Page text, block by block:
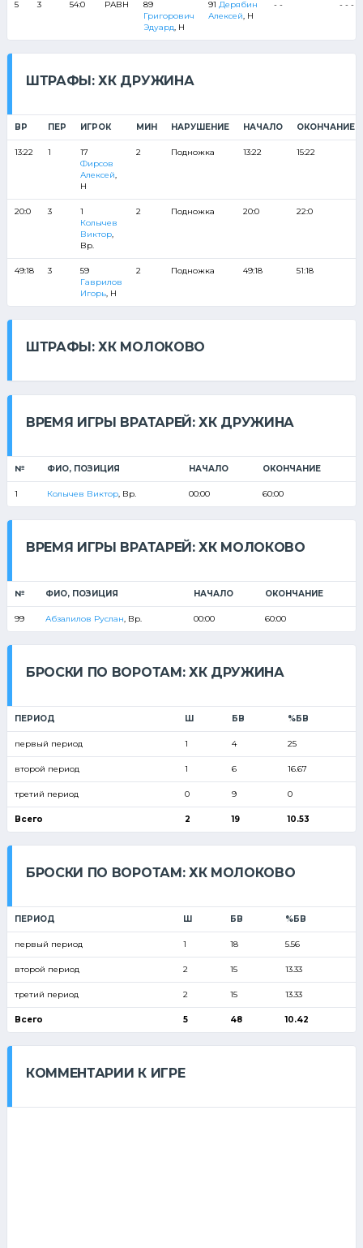
5 3 54:0 РАВН
89
Григорович
Эдуард, Н
91 Дерябин
Алексей, Н
- - - - - -
ШТРАФЫ: ХК ДРУЖИНА
ВР ПЕР ИГРОК МИН НАРУШЕНИЕ НАЧАЛО ОКОНЧАНИЕ
13:22 1
17
Фирсов
Алексей,
Н
2 Подножка 13:22 15:22
20:0 3
1
Колычев
Виктор,
Вр.
2 Подножка 20:0 22:0
49:18 3
59
Гаврилов
Игорь, Н
2 Подножка 49:18 51:18
ШТРАФЫ: ХК МОЛОКОВО
ВРЕМЯ ИГРЫ ВРАТАРЕЙ: ХК ДРУЖИНА
№ ФИО, ПОЗИЦИЯ НАЧАЛО ОКОНЧАНИЕ
1 Колычев Виктор, Вр. 00:00 60:00
ВРЕМЯ ИГРЫ ВРАТАРЕЙ: ХК МОЛОКОВО
№ ФИО, ПОЗИЦИЯ НАЧАЛО ОКОНЧАНИЕ
99 Абзалилов Руслан, Вр. 00:00 60:00
БРОСКИ ПО ВОРОТАМ: ХК ДРУЖИНА
ПЕРИОД Ш БВ %БВ
первый период 1 4 25
второй период 1 6 16.67
третий период 0 9 0
Всего 2 19 10.53
БРОСКИ ПО ВОРОТАМ: ХК МОЛОКОВО
ПЕРИОД Ш БВ %БВ
первый период 1 18 5.56
второй период 2 15 13.33
третий период 2 15 13.33
Всего 5 48 10.42
КОММЕНТАРИИ К ИГРЕ